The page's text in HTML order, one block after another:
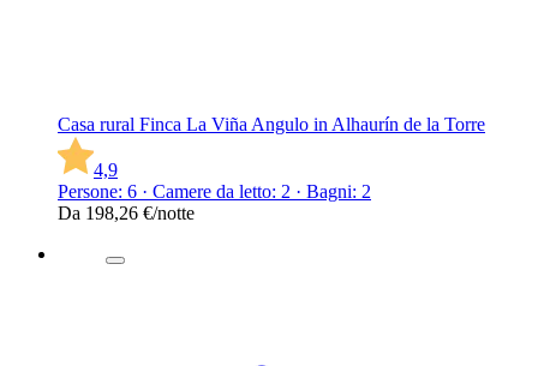
Casa rural Finca La Viña Angulo in Alhaurín de la Torre
4,9
Persone: 6 · Camere da letto: 2 · Bagni: 2
Da 198,26 €/notte